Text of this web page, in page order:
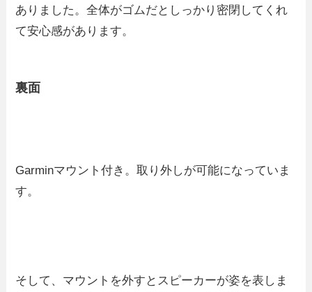
ありました。全体がゴムだとしっかり密閉してくれ
て安心感があります。
裏面
Garminマウント付き。取り外しが可能になっていま
す。
そして、マウントを外すとスピーカーが姿を表しま